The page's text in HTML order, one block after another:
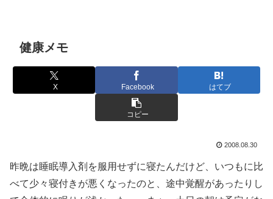
健康メモ
X Facebook はてブ
コピー
2008.08.30
昨晩は睡眠導入剤を服用せずに寝たんだけど、いつもに比
べて少々寝付きが悪くなったのと、途中覚醒があったりし